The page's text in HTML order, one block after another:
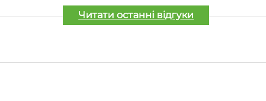
Читати останні відгуки